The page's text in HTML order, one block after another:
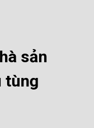
sản
tùng